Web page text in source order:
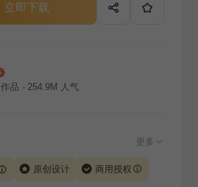
立即下载
作品 254.9M 人气
更多
原创设计 商用授权